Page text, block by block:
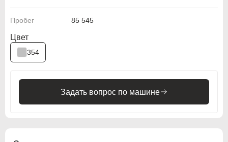
Пробег 85 545
Цвет
354
Задать вопрос по машине